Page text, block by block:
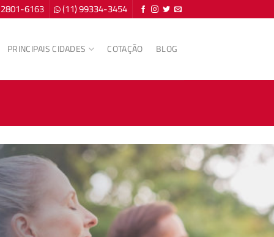
6163 (11) 99334-3454
PRINCIPAIS CIDADES COTAÇÃO BLOG